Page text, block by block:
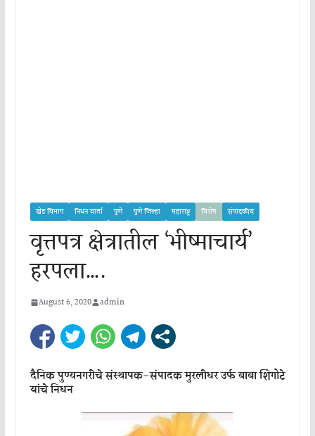
खेड विभाग निधन वार्ता पुणे पुणे जिल्हा महाराष्ट्र विशेष संपादकीय
वृत्तपत्र क्षेत्रातील ‘भीष्माचार्य’
हरपला….
August 6, 2020 admin
दैनिक पुण्यनगरीचे संस्थापक-संपादक मुरलीधर उर्फ बाबा शिंगोटे
यांचे निधन